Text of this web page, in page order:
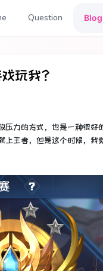
Question Blog
玩我？
压力的方式，也是一种很
上王者，但是这个时候，我